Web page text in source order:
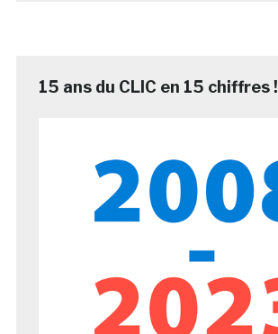
15 ans du CLIC en 15 chiffres !